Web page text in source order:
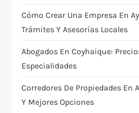
Cómo Crear Una Empresa En
Trámites Y Asesorías Locales
Abogados En Coyhaique:
Especialidades
Corredores De Propiedades En
Y Mejores Opciones